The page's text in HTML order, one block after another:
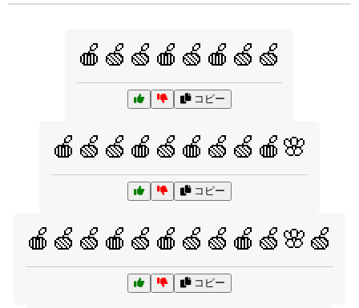
🍎🍏🍏🍎🍏🍎🍏🍏
コピー
🍎🍏🍏🍎🍏🍎🍏🍏🍎🌸
コピー
🍎🍏🍏🍎🍏🍎🍏🍏🍎🍏🌸🍏
コピー